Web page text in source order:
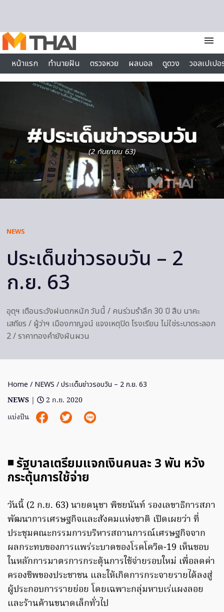
menu
หน้าแรก
ทำนายฝัน ตรวจหวย ผลบอล ดูดวง
วอลเปเป
ไลฟ์สไตล์
NEWS
ประเด็นข่าวรอบวัน – 2
ก.ย. 63
อุตุฯ เตือนระวังฝนตกหนัก วันนี้ / คนร่วมรำลึก 30 ปี สืบ นาคะ
เสถียร / ผู้ว่าฯ เมืองกาญจน์ แจงเหตุปิด โรงเรียน ไม่ใช่ระบาดระลอก
2 / ราคาทองคำยังผันผวน
Home / NEWS / ประเด็นข่าวรอบวัน – 2 ก.ย. 63
NEWS |
2 ก.ย. 2020
แบ่งปัน
◾ รัฐบาลเตรียมแจกเงินคนละ 3 พัน หวัง
กระตุ้นการใช้จ่าย
วันนี้ (2 ก.ย. 63) นายดนุชา พิชยนันท์ รองเลขาธิการสภา
พัฒนาการเศรษฐกิจและสังคมแห่งชาติ เปิดเผยว่า ที่
ประชุมคณะกรรมการบริหารสถานการณ์เศรษฐกิจจาก
ผลกระทบของการแพร่ระบาดของโรคโควิด-19 เห็นชอบ
ในหลักการมาตรการกระตุ้นการใช้จ่ายรอบใหม่ เพื่อลดค่า
ครองชีพของประชาชน และให้เกิดการกระจายรายได้ลงสู่
ผู้ประกอบการรายย่อย โดยเฉพาะกลุ่มหาบเร่แผงลอย
และร้านค้านขนาดเล็กทั่วไป